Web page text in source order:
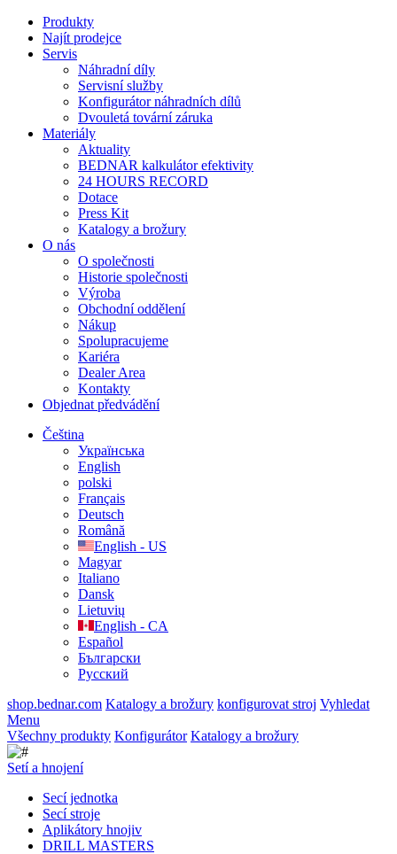
Produkty
Najít prodejce
Servis
Náhradní díly
Servisní služby
Konfigurátor náhradních dílů
Dvouletá tovární záruka
Materiály
Aktuality
BEDNAR kalkulátor efektivity
24 HOURS RECORD
Dotace
Press Kit
Katalogy a brožury
O nás
O společnosti
Historie společnosti
Výroba
Obchodní oddělení
Nákup
Spolupracujeme
Kariéra
Dealer Area
Kontakty
Objednat předvádění
Čeština
Українська
English
polski
Français
Deutsch
Română
English - US
Magyar
Italiano
Dansk
Lietuvių
English - CA
Español
Български
Русский
shop.bednar.com Katalogy a brožury konfigurovat stroj Vyhledat
Menu
Všechny produkty Konfigurátor Katalogy a brožury
Setí a hnojení
Secí jednotka
Secí stroje
Aplikátory hnojiv
DRILL MASTERS